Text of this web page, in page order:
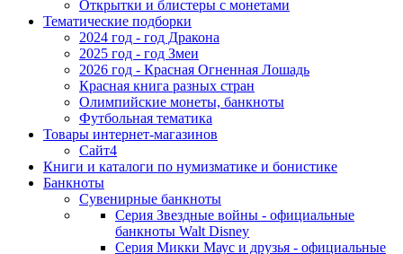
Открытки и блистеры с монетами
Тематические подборки
2024 год - год Дракона
2025 год - год Змеи
2026 год - Красная Огненная Лошадь
Красная книга разных стран
Олимпийские монеты, банкноты
Футбольная тематика
Товары интернет-магазинов
Сайт4
Книги и каталоги по нумизматике и бонистике
Банкноты
Сувенирные банкноты
Серия Звездные войны - официальные
банкноты Walt Disney
Серия Микки Маус и друзья - официальные